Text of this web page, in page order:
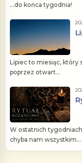
...do końca tygodnia!
Lipiec to miesiąc, który
poprzez otwart...
W ostatnich
chyba nam wszystkim...